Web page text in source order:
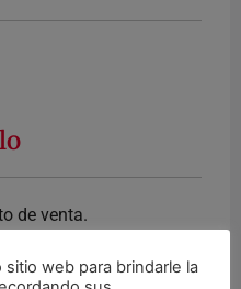
de venta.
impresa 99€ (25%
900 154 218
web para brindarle la